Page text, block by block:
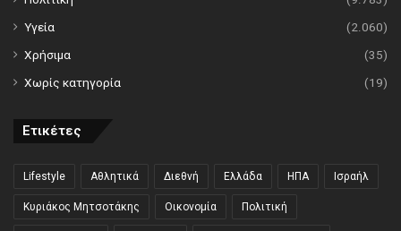
Υγεία
(2.060)
Χρήσιμα
(35)
Χωρίς κατηγορία
(19)
Ετικέτες
Lifestyle Αθλητικά Διεθνή Ελλάδα ΗΠΑ Ισραήλ
Κυριάκος Μητσοτάκης Οικονομία Πολιτική